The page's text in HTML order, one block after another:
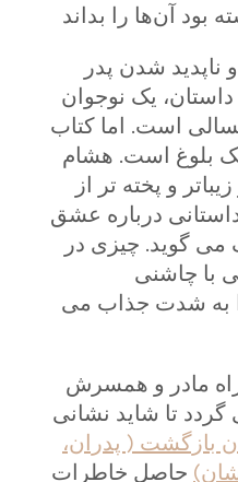
شدن پدر
یک نوجوان
است. اما کتاب
بلوغ است. هشام
و پخته تر از
درباره عشق
گوید. چیزی در
با چاشنی
به شدت جذاب می
2012 به همراه مادر و همسرش
گردد تا شاید نشانی
بازگشت ( پدران،
حاصل خاطرات